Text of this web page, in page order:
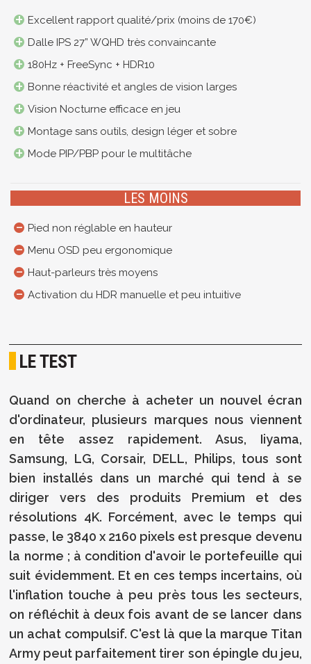
Excellent rapport qualité/prix (moins de 170€)
Dalle IPS 27” WQHD très convaincante
180Hz + FreeSync + HDR10
Bonne réactivité et angles de vision larges
Vision Nocturne efficace en jeu
Montage sans outils, design léger et sobre
Mode PIP/PBP pour le multitâche
LES MOINS
Pied non réglable en hauteur
Menu OSD peu ergonomique
Haut-parleurs très moyens
Activation du HDR manuelle et peu intuitive
LE TEST
Quand on cherche à acheter un nouvel écran
d'ordinateur, plusieurs marques nous viennent
en tête assez rapidement. Asus, Iiyama,
Samsung, LG, Corsair, DELL, Philips, tous sont
bien installés dans un marché qui tend à se
diriger vers des produits Premium et des
résolutions 4K. Forcément, avec le temps qui
passe, le 3840 x 2160 pixels est presque devenu
la norme ; à condition d'avoir le portefeuille qui
suit évidemment. Et en ces temps incertains, où
l'inflation touche à peu près tous les secteurs,
on réfléchit à deux fois avant de se lancer dans
un achat compulsif. C'est là que la marque Titan
Army peut parfaitement tirer son épingle du jeu,